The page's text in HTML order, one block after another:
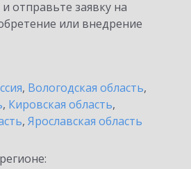
отправьте заявку на
или внедрение
, Вологодская область,
, Кировская область,
, Ярославская область